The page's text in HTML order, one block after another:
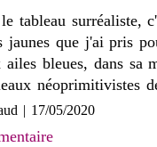
tableau surréaliste,
jaunes que j'ai pris
ailes bleues, dans sa
néoprimitivistes
| 17/05/2020